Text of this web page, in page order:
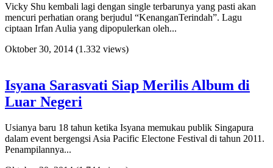
Vicky Shu kembali lagi dengan single terbarunya yang pasti akan
mencuri perhatian orang berjudul “KenanganTerindah”. Lagu
ciptaan Irfan Aulia yang dipopulerkan oleh...
Oktober 30, 2014 (1.332 views)
Isyana Sarasvati Siap Merilis Album di
Luar Negeri
Usianya baru 18 tahun ketika Isyana memukau publik Singapura
dalam event bergengsi Asia Pacific Electone Festival di tahun 2011.
Penampilannya...